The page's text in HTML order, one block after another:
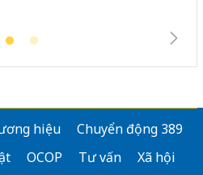
hiệu
Chuyển động 389
OCOP Tư vấn
Xã hội